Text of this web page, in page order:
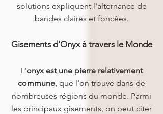
solutions expliquent l'alternance de
bandes claires et foncées.
Gisements d'Onyx à travers le Monde
L'onyx est une pierre relativement
commune , que l'on trouve dans de
nombreuses régions du monde. Parmi
les principaux gisements, on peut citer